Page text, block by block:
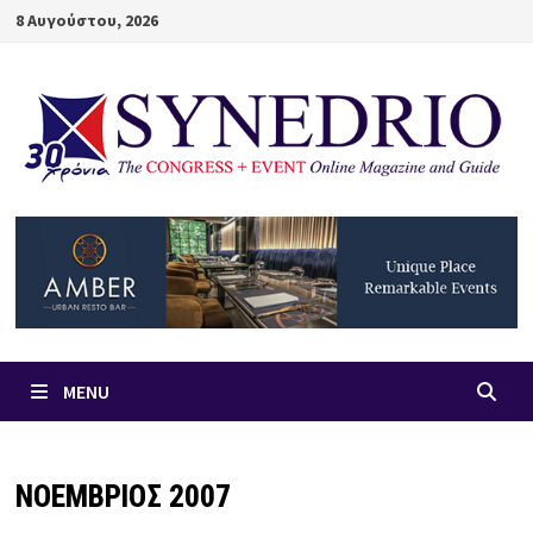
Skip8 Αυγούστου, 2026
MENU
ΝΟΕΜΒΡΙΟΣ 2007